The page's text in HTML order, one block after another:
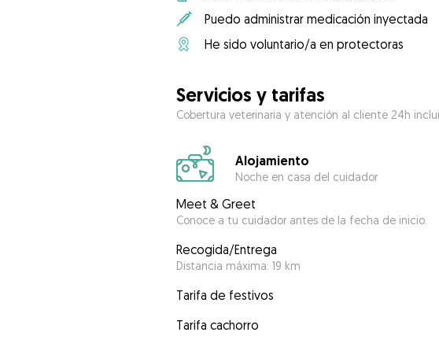
Puedo administrar medicación inyectada
He sido voluntario/a en protectoras
Servicios y tarifas
Cobertura veterinaria y atención al cliente 24h
Alojamiento
Noche en casa del cuidador
Meet & Greet
Conoce a tu cuidador antes de la fecha de inicio.
Recogida/Entrega
Distancia máxima: 19 km
Tarifa de festivos
Tarifa cachorro